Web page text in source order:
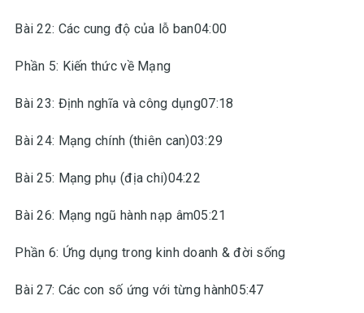
Bài 22: Các cung độ của lỗ ban04:00
Phần 5: Kiến thức về Mạng
Bài 23: Định nghĩa và công dụng07:18
Bài 24: Mạng chính (thiên can)03:29
Bài 25: Mạng phụ (địa chi)04:22
Bài 26: Mạng ngũ hành nạp âm05:21
Phần 6: Ứng dụng trong kinh doanh & đời sống
Bài 27: Các con số ứng với từng hành05:47